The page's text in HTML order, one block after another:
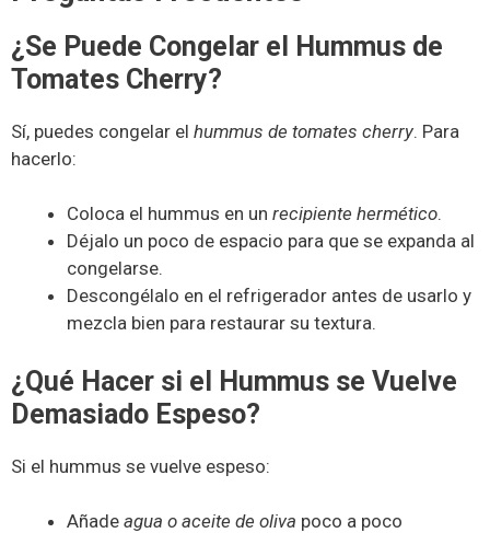
¿Se Puede Congelar el Hummus de
Tomates Cherry?
Sí, puedes congelar el hummus de tomates cherry. Para
hacerlo:
Coloca el hummus en un recipiente hermético.
Déjalo un poco de espacio para que se expanda al
congelarse.
Descongélalo en el refrigerador antes de usarlo y
mezcla bien para restaurar su textura.
¿Qué Hacer si el Hummus se Vuelve
Demasiado Espeso?
Si el hummus se vuelve espeso:
Añade agua o aceite de oliva poco a poco